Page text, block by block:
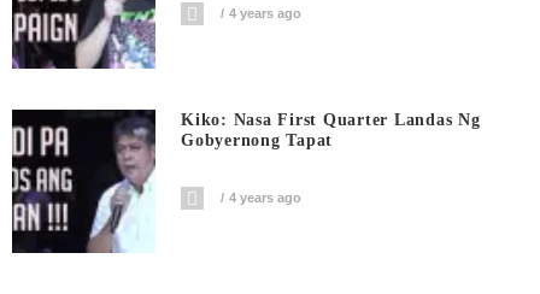
4 years ago
Kiko: Nasa First Quarter Landas Ng
Gobyernong Tapat
4 years ago